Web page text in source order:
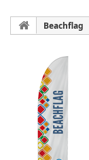
Beachflag